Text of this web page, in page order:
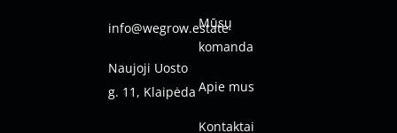
Mūsų
komanda
Apie mus
Kontaktai
info@wegrow.estate
Naujoji Uosto
g. 11, Klaipėda